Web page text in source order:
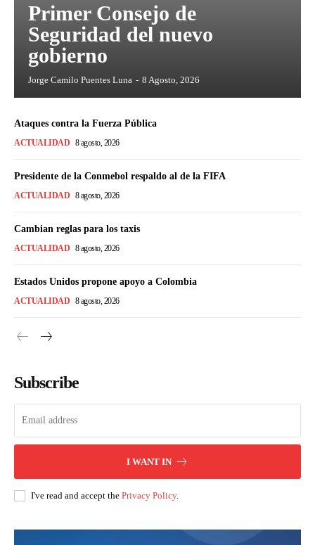
Primer Consejo de
Seguridad del nuevo
gobierno
Jorge Camilo Puentes Luna - 8 Agosto, 2026
Ataques contra la Fuerza Pública
ACTUALIDAD 8 agosto, 2026
Presidente de la Conmebol respaldo al de la FIFA
ACTUALIDAD 8 agosto, 2026
Cambian reglas para los taxis
ACTUALIDAD 8 agosto, 2026
Estados Unidos propone apoyo a Colombia
ACTUALIDAD 8 agosto, 2026
Subscribe
I WANT IN
I've read and accept the Privacy Policy.